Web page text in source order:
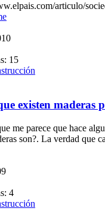
articulo/
15
existen maderas
me parece que hace
son?. La verdad que
4